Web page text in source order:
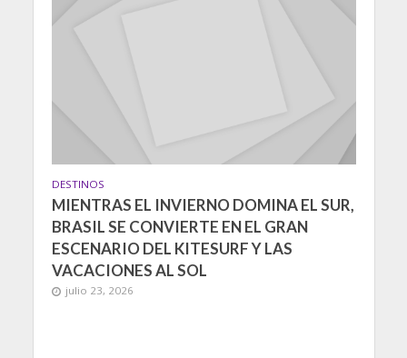
DESTINOS
MIENTRAS EL INVIERNO DOMINA EL SUR,
BRASIL SE CONVIERTE EN EL GRAN
ESCENARIO DEL KITESURF Y LAS
VACACIONES AL SOL
julio 23, 2026